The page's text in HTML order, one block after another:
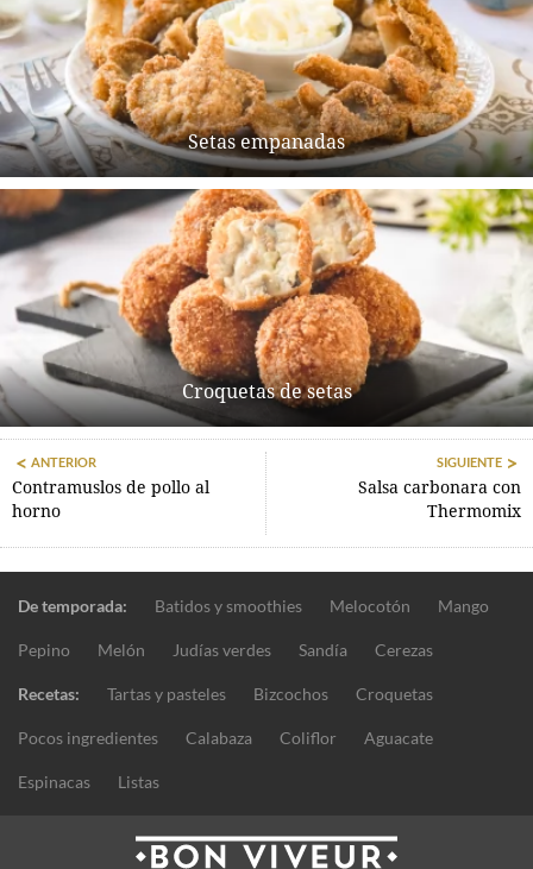
Setas empanadas
Croquetas de setas
ANTERIOR
Contramuslos de pollo al
horno
SIGUIENTE
Salsa carbonara con
Thermomix
De temporada: Batidos y smoothies Melocotón Mango
Pepino Melón Judías verdes Sandía Cerezas
Recetas: Tartas y pasteles Bizcochos Croquetas
Pocos ingredientes Calabaza Coliflor Aguacate
Espinacas Listas